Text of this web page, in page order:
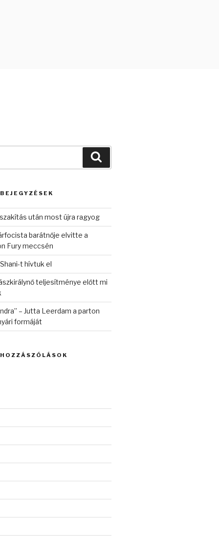
után most újra ragyog
barátnője elvitte a
Fury meccsén
t hívtuk el
teljesítménye előtt mi
– Jutta Leerdam a parton
formáját